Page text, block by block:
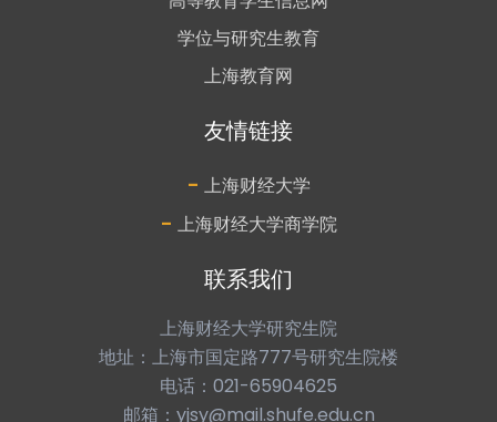
学位与研究生教育
上海教育网
友情链接
- 上海财经大学
- 上海财经大学商学院
联系我们
上海财经大学研究生院
地址：上海市国定路777号研究生院楼
电话：021-65904625
邮箱：yjsy@mail.shufe.edu.cn